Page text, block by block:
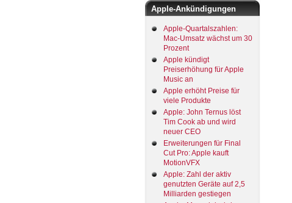
Apple-Ankündigungen
Apple-Quartalszahlen:
Mac-Umsatz wächst um 30
Prozent
Apple kündigt
Preiserhöhung für Apple
Music an
Apple erhöht Preise für
viele Produkte
Apple: John Ternus löst
Tim Cook ab und wird
neuer CEO
Erweiterungen für Final
Cut Pro: Apple kauft
MotionVFX
Apple: Zahl der aktiv
genutzten Geräte auf 2,5
Milliarden gestiegen